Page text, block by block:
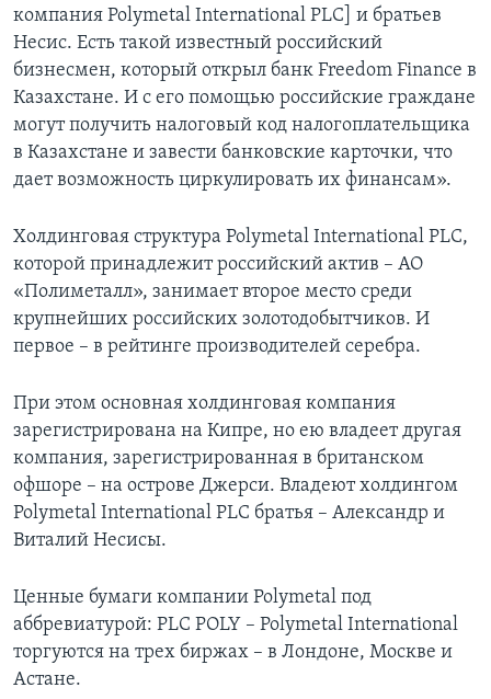
компания Polymetal International PLC] и братьев
Несис. Есть такой известный российский
бизнесмен, который открыл банк Freedom Finance в
Казахстане. И с его помощью российские граждане
могут получить налоговый код налогоплательщика
в Казахстане и завести банковские карточки, что
дает возможность циркулировать их финансам».
Холдинговая структура Polymetal International PLC,
которой принадлежит российский актив – АО
«Полиметалл», занимает второе место среди
крупнейших российских золотодобытчиков. И
первоe – в рейтинге производителей серебра.
При этом основная холдинговая компания
зарегистрирована на Кипре, но ею владеет другая
компания, зарегистрированная в британском
офшоре – на острове Джерси. Владеют холдингом
Polymetal International PLC братья – Александр и
Виталий Несисы.
Ценные бумаги компании Polymetal под
аббревиатурой: PLC POLY – Polymetal International
торгуются на трех биржах – в Лондоне, Москве и
Астане.